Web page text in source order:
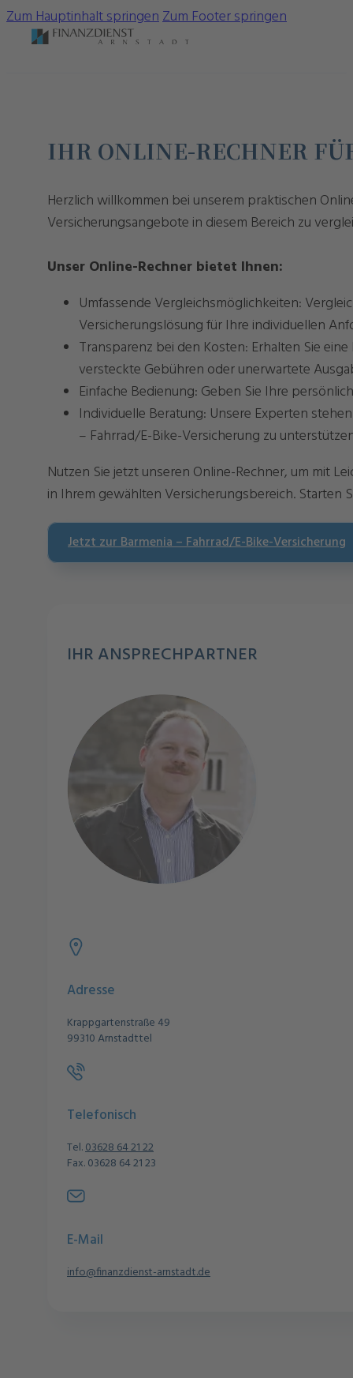
Zum Hauptinhalt springenZum Footer springen
IHR ONLINE-RECHNER
Herzlich willkommen bei unserem praktischen
Versicherungsangebote in diesem Bereich zu
Unser Online-Rechner bietet Ihnen:
Umfassende Vergleichsmöglichkeiten:
Versicherungslösung für Ihre individuellen
Transparenz bei den Kosten: Erhalten Sie
versteckte Gebühren oder unerwartete
Einfache Bedienung: Geben Sie Ihre
Individuelle Beratung: Unsere Experten
– Fahrrad/E-Bike-Versicherung zu
Nutzen Sie jetzt unseren Online-Rechner, um mit
in Ihrem gewählten Versicherungsbereich. Starten
Jetzt zur Barmenia – Fahrrad/E-Bike-Versicherung
IHR ANSPRECHPARTNER
Adresse
Krappgartenstraße 49
99310 Arnstadttel
Telefonisch
Tel.03628 64 21 22
Fax. 03628 64 21 23
E-Mail
info@finanzdienst-arnstadt.de